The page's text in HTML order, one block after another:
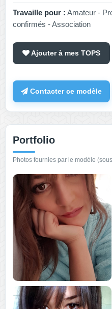
Travaille pour : Amateur -
confirmés - Association
Ajouter à mes TOPS
Contacter ce modèle
Portfolio
Photos fournies par le modèle